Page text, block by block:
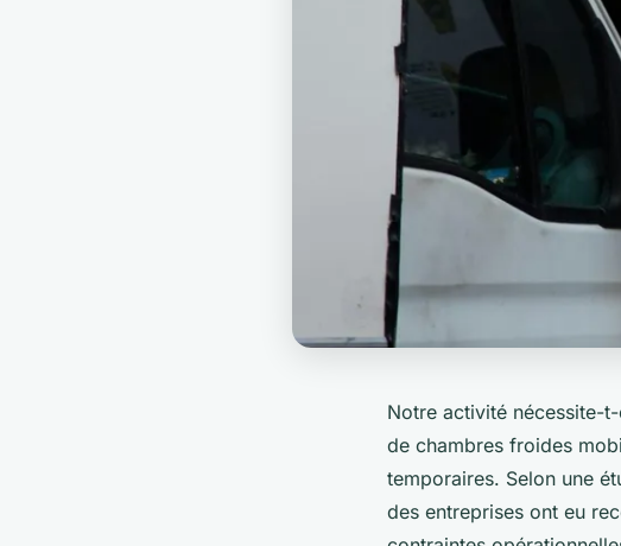
Notre activité nécessite-
de chambres froides
temporaires. Selon une
des entreprises ont eu